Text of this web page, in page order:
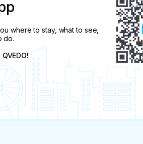
where to stay, what to see,
do.